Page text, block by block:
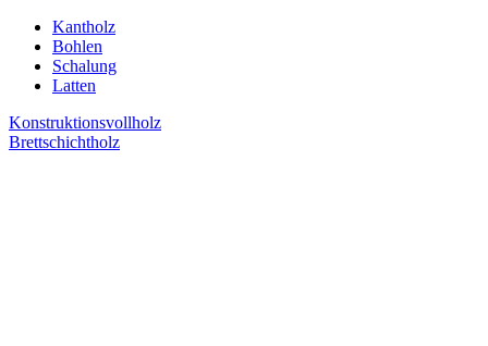
Kantholz
Bohlen
Schalung
Latten
Konstruktionsvollholz
Brettschichtholz